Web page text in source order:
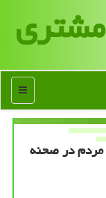
مشتری
منو
مردم در صحنه